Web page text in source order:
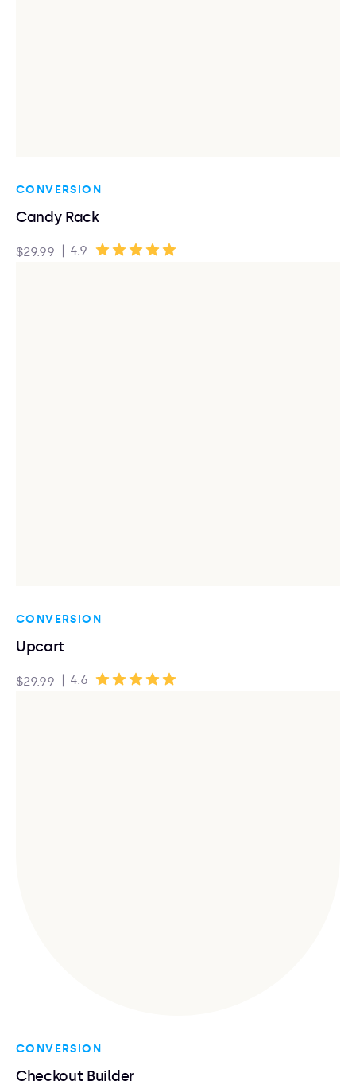
CONVERSION
Candy Rack
$29.99 | 4.9
CONVERSION
Upcart
$29.99 | 4.6
CONVERSION
Checkout Builder